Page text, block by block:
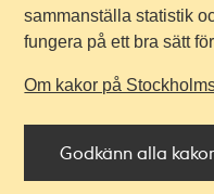
sammanställa statistik
fungera på ett bra sätt
Om kakor på
Godkänn alla kakor